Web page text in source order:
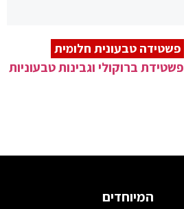
פשטידה טבעונית חלומית
פשטידת ברוקולי וגבינות טבעוניות
המיוחדים